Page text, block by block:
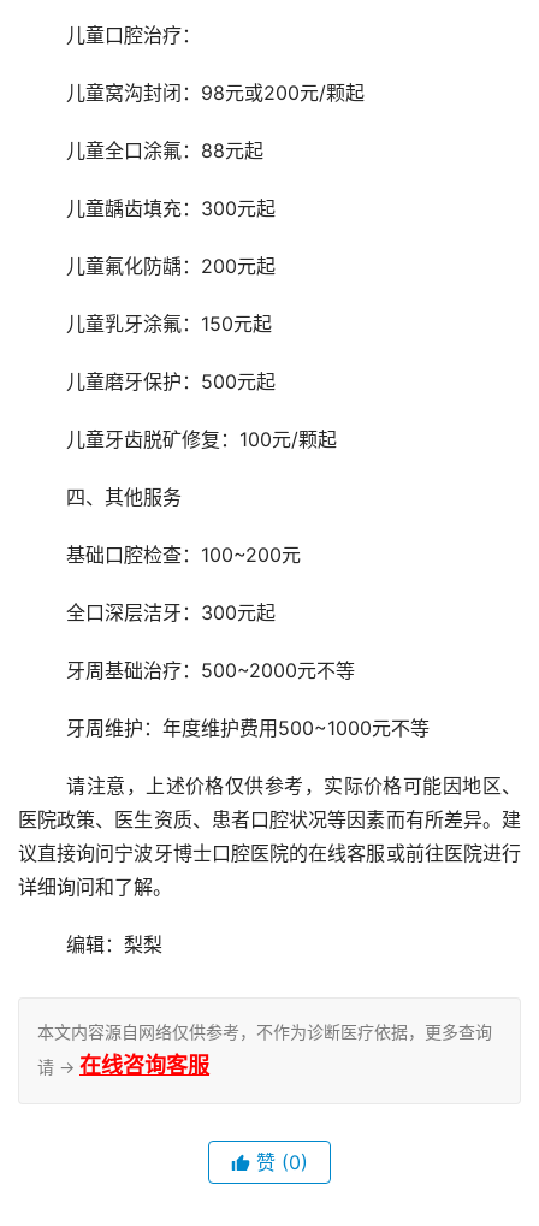
	儿童口腔治疗：
	儿童窝沟封闭：98元或200元/颗起
	儿童全口涂氟：88元起
	儿童龋齿填充：300元起
	儿童氟化防龋：200元起
	儿童乳牙涂氟：150元起
	儿童磨牙保护：500元起
	儿童牙齿脱矿修复：100元/颗起
	四、其他服务
	基础口腔检查：100~200元
	全口深层洁牙：300元起
	牙周基础治疗：500~2000元不等
	牙周维护：年度维护费用500~1000元不等
	请注意，上述价格仅供参考，实际价格可能因地区、
医院政策、医生资质、患者口腔状况等因素而有所差异。建
议直接询问宁波牙博士口腔医院的在线客服或前往医院进行
详细询问和了解。
	编辑：梨梨
本文内容源自网络仅供参考，不作为诊断医疗依据，更多查询
请 → 在线咨询客服
赞 (0)